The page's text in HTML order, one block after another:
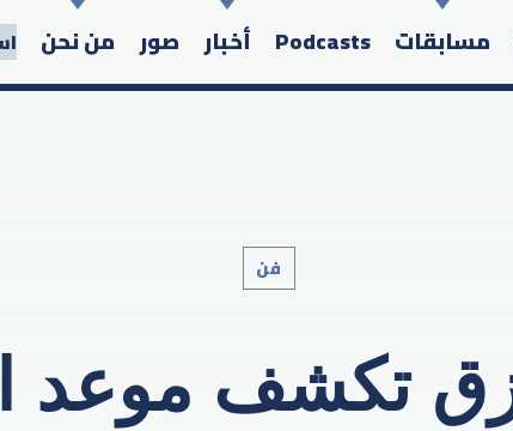
مسابقات Podcasts أخبار صور من نحن
Search in the website:
فن
تكشف موعد